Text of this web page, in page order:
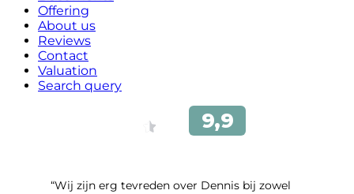
Offering
About us
Reviews
Contact
Valuation
Search query
“Wij zijn erg tevreden over Dennis bij zowel